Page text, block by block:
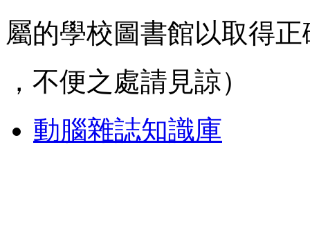
屬的學校圖書館以取得
，不便之處請見諒）
動腦雜誌知識庫